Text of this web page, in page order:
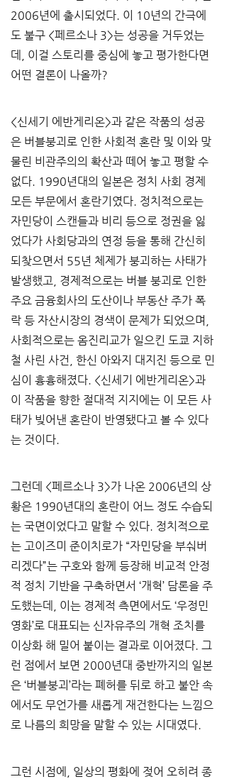
2006년에 출시되었다. 이 10년의 간극에
도 불구 <페르소나 3>는 성공을 거두었는
데, 이걸 스토리를 중심에 놓고 평가한다면
어떤 결론이 나올까?
<신세기 에반게리온>과 같은 작품의 성공
은 버블붕괴로 인한 사회적 혼란 및 이와 맞
물린 비관주의의 확산과 떼어 놓고 평할 수
없다. 1990년대의 일본은 정치 사회 경제
모든 부문에서 혼란기였다. 정치적으로는
자민당이 스캔들과 비리 등으로 정권을 잃
었다가 사회당과의 연정 등을 통해 간신히
되찾으면서 55년 체제가 붕괴하는 사태가
발생했고, 경제적으로는 버블 붕괴로 인한
주요 금융회사의 도산이나 부동산 주가 폭
락 등 자산시장의 경색이 문제가 되었으며,
사회적으로는 옴진리교가 일으킨 도쿄 지하
철 사린 사건, 한신 아와지 대지진 등으로 민
심이 흉흉해졌다. <신세기 에반게리온>과
이 작품을 향한 절대적 지지에는 이 모든 사
태가 빚어낸 혼란이 반영됐다고 볼 수 있다
는 것이다.
그런데 <페르소나 3>가 나온 2006년의 상
황은 1990년대의 혼란이 어느 정도 수습되
는 국면이었다고 말할 수 있다. 정치적으로
는 고이즈미 준이치로가 “자민당을 부숴버
리겠다”는 구호와 함께 등장해 비교적 안정
적 정치 기반을 구축하면서 ‘개혁’ 담론을 주
도했는데, 이는 경제적 측면에서도 ‘우정민
영화’로 대표되는 신자유주의 개혁 조치를
이상화 해 밀어 붙이는 결과로 이어졌다. 그
런 점에서 보면 2000년대 중반까지의 일본
은 ‘버블붕괴’라는 폐허를 뒤로 하고 불안 속
에서도 무언가를 새롭게 재건한다는 느낌으
로 나름의 희망을 말할 수 있는 시대였다.
그런 시점에, 일상의 평화에 젖어 오히려 종